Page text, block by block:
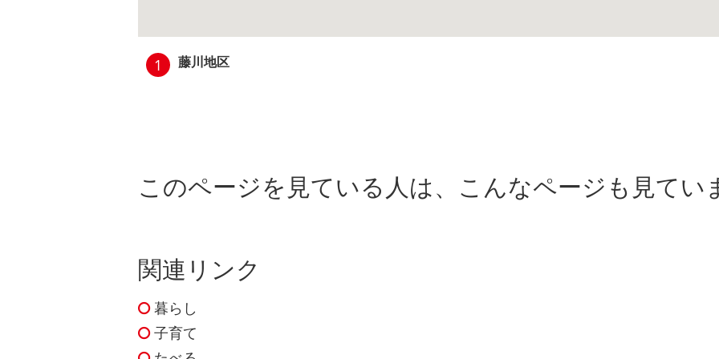
1 藤川地区
このページを見ている人は、こんなページも見てい
関連リンク
暮らし
子育て